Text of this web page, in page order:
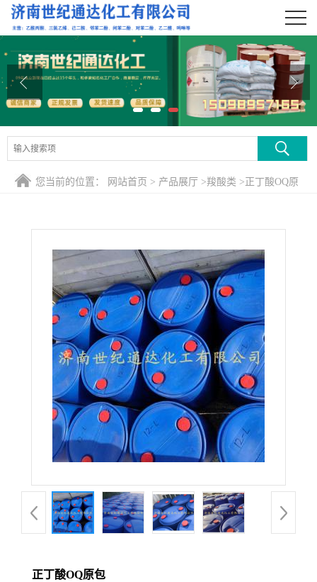
公司首页
公司介绍
产品展厅
证书荣誉
您当前的位置： 网站首页 > 产品展厅 >羧酸类 > 正丁酸OQ原
正丁酸OQ原包